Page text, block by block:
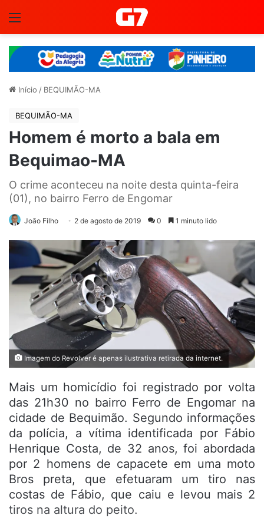
Início / BEQUIMÃO-MA
BEQUIMÃO-MA
Homem é morto a bala em
Bequimao-MA
O crime aconteceu na noite desta quinta-feira
(01), no bairro Ferro de Engomar
João Filho 2 de agosto de 2019 0 1 minuto lido
Imagem do Revolver é apenas ilustrativa retirada da internet.
Mais um homicídio foi registrado por volta
das 21h30 no bairro Ferro de Engomar na
cidade de Bequimão. Segundo informações
da polícia, a vítima identificada por Fábio
Henrique Costa, de 32 anos, foi abordada
por 2 homens de capacete em uma moto
Bros preta, que efetuaram um tiro nas
costas de Fábio, que caiu e levou mais 2
tiros na altura do peito.